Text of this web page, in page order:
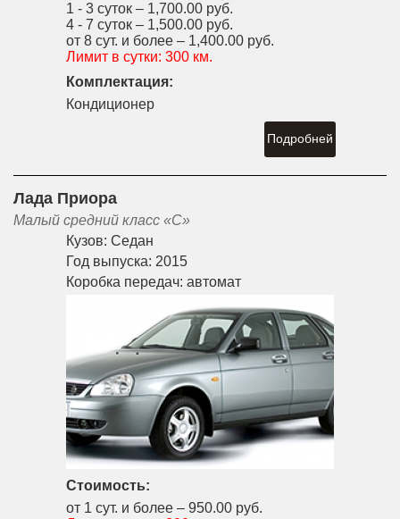
1 - 3 суток – 1,700.00 руб.
4 - 7 суток – 1,500.00 руб.
от 8 сут. и более – 1,400.00 руб.
Лимит в сутки: 300 км.
Комплектация:
Кондиционер
Подробней
Лада Приора
Малый средний класс «С»
Кузов: Седан
Год выпуска: 2015
Коробка передач: автомат
Стоимость:
от 1 сут. и более – 950.00 руб.